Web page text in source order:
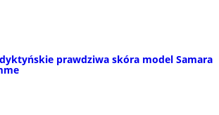
prawdziwa skóra model Samara